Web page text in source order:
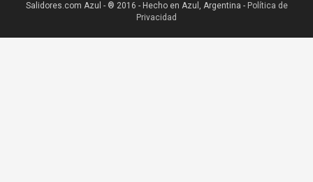
Salidores.com Azul - ® 2016 - Hecho en Azul, Argentina - Política de
Privacidad